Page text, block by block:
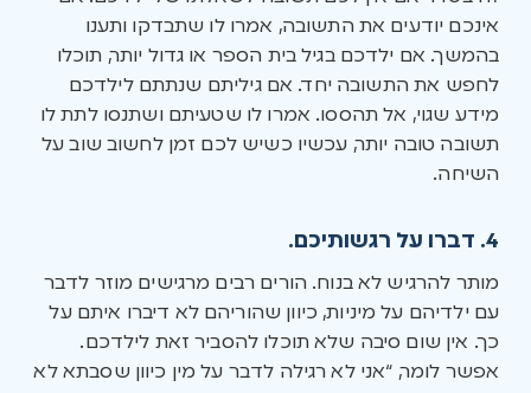
אינכם יודעים את התשובה, אמרו לו שתבדקו ותענו
בהמשך. אם ילדכם בגיל בית הספר או גדול יותר, תוכלו
לחפש את התשובה יחד. אם גיליתם שנתתם לילדכם
מידע שגוי, אל תהססו. אמרו לו שטעיתם ושתנסו לתת לו
תשובה טובה יותר, עכשיו כשיש לכם זמן לחשוב שוב על
השיחה.
4. דברו על רגשותיכם.
מותר להרגיש לא בנוח. הורים רבים מרגישים מוזר לדבר
עם ילדיהם על מיניות, כיוון שהוריהם לא דיברו איתם על
כך. אין שום סיבה שלא תוכלו להסביר זאת לילדכם.
אפשר לומר, “אני לא רגילה לדבר על מין כיוון שסבתא לא